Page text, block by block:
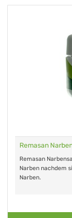
Remasan
Remasan
Narben nachdem
Narben.